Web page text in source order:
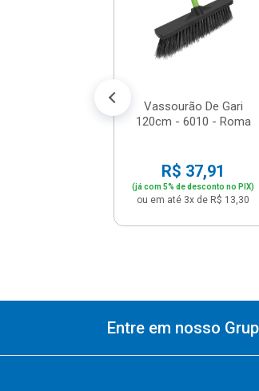
Vassourão De Gari
120cm - 6010 - Roma
R$ 37,91
(já com 5% de desconto no PIX)
ou em até 3x de R$ 13,30
Entre em nosso